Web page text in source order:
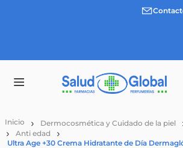
Envíos
Dermocosmética y Cuidado de la piel
Anti edad
Ultra Age +30 Crema Hidratante de Día